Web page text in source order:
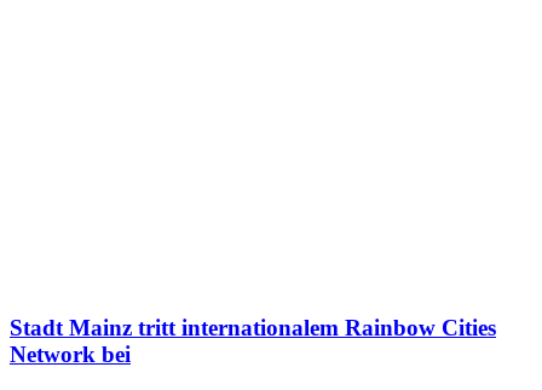
Stadt Mainz tritt internationalem Rainbow Cities
Network bei